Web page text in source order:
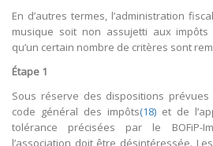
En d’autres termes, l’administration
musique soit non assujetti aux impôts
qu’un certain nombre de critères sont
Étape 1
Sous réserve des dispositions prévues
code général des impôts(18) et de
tolérance précisées par le BOFiP-
l’association doit être désintéressée.